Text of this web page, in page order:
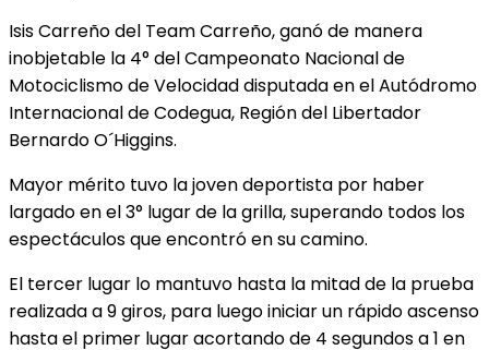
Isis Carreño del Team Carreño, ganó de manera
inobjetable la 4° del Campeonato Nacional de
Motociclismo de Velocidad disputada en el Autódromo
Internacional de Codegua, Región del Libertador
Bernardo O´Higgins.
Mayor mérito tuvo la joven deportista por haber
largado en el 3° lugar de la grilla, superando todos los
espectáculos que encontró en su camino.
El tercer lugar lo mantuvo hasta la mitad de la prueba
realizada a 9 giros, para luego iniciar un rápido ascenso
hasta el primer lugar acortando de 4 segundos a 1 en